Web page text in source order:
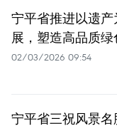
宁平省推进以遗
展，塑造高品质
02/03/2026 09:54
宁平省三祝风景